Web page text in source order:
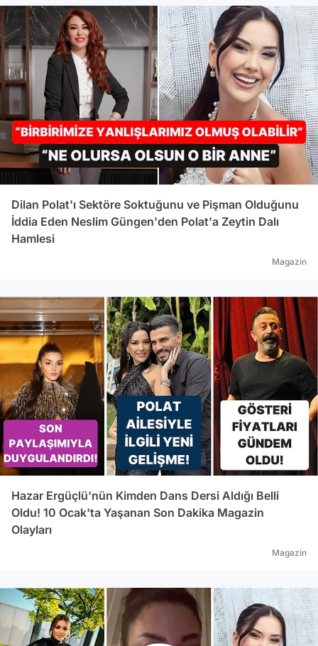
Dilan Polat'ı Sektöre Soktuğunu ve Pişman Olduğunu
İddia Eden Neslim Güngen'den Polat'a Zeytin Dalı
Hamlesi
Magazin
Hazar Ergüçlü'nün Kimden Dans Dersi Aldığı Belli
Oldu! 10 Ocak'ta Yaşanan Son Dakika Magazin
Olayları
Magazin